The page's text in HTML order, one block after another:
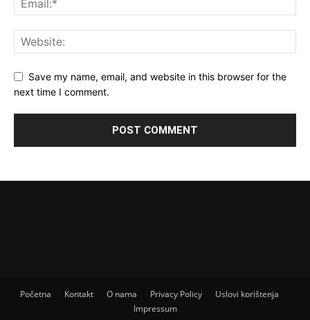
Save my name, email, and website in this browser for the
next time I comment.
Početna Kontakt O nama Privacy Policy
Uslovi korištenja
Impressum